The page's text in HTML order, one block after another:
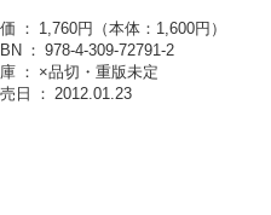
1,760円（本体：1,600円）
978-4-309-72791-2
×品切・重版未定
日
2012.01.23